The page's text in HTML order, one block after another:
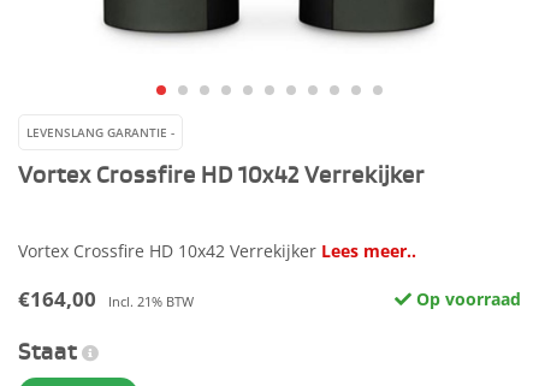
LEVENSLANG GARANTIE -
Vortex Crossfire HD 10x42 Verrekijker
Vortex Crossfire HD 10x42 Verrekijker Lees meer..
€164,00 Incl. 21% BTW Op voorraad
Staat